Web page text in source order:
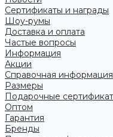
Сертификаты и награды
Шоу-румы
Доставка и оплата
Частые вопросы
Информация
Акции
Справочная информация
Размеры
Подарочные
Оптом
Гарантия
Бренды